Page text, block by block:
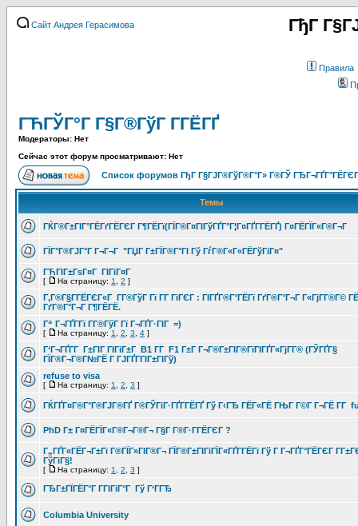
Сайт Андрея Герасимова ГђГ
Правила
ГЋГЎГ°Г Г§Г®ГўГ Г­ГЁГҐ
Модераторы: Нет
Сейчас этот форум просматривают: Нет
Список форумов ГђГ Г§ГЈГ®ГўГ®Г°Г» Г®ГЎ
Темы
ГЌГ®Г±ГІГ°ГЁГґГЁГЄГ Г¶ГЁГї(ГЇГ®Г¤ГІГўГҐГ°Г¦Г¤ГҐГ­ГЁГҐ) Г¤ГЁГЇГ«Г®Г¬Г
ГЇГ°Г®ГЈГ°Г Г¬Г¬Г "ГЏГ Г±ГЇГ®Г°ГІ Гў ГѓГ®Г«Г«ГЁГўГіГ¤"
ГЋГІГ±ГѕГ¤Г ГІГіГ¤Г
[ На страницу: 1 2 ]
Г‚Г®Г§Г­ГЁГЄГ«Г Г­Г®ГўГ Гї Г­Г ГіГЄГ : ГІГҐГ®Г°ГЁГї ГґГ®Г°Г¬Г Г«ГјГ­Г®Г©
ГґГ®Г°Г¬Г Г¶ГЁГЁ.
Г“ Г¬ГҐГ­Гї Г­Г®ГўГ Гї Г¬ГҐГ·ГІГ =)
[ На страницу: 1 2 3 4 ]
Г‘Г¬ГҐГ­Г Г±ГІГ ГІГіГ±Г B1 Г­Г F1 Г±Г Г¬Г®Г±ГІГ®ГїГІГҐГ«ГјГ­Г® (ГЎГҐГ§
ГЇГ®Г¬Г®Г№ГЁ Г ГЈГҐГ­ГІГ±ГІГў)
refuse to visa
[ На страницу: 1 2 3 ]
ГЌГҐГ¤Г®Г°Г®ГЈГ®ГҐ Г®ГЎГіГ·ГҐГ­ГЁГҐ Гў Г‹ГЂ ГЁГ«ГЁ ГЊГ Г©Г Г¬ГЁ Г­Г
PhD Г± Г¤ГЁГЇГ«Г®Г¬Г®Г¬ Г§Г Г®Г·Г­ГЁГЄГ ?
Г„ГҐГ«ГЁГ¬Г±Гї Г®ГЇГ»ГІГ®Г¬ ГЇГ®Г±ГІГіГЇГ«ГҐГ­ГЁГї Гў Г Г¬ГҐГ°ГЁГЄГ
ГўГіГ§!
[ На страницу: 1 2 3 ]
ГЂГ±ГЇГЁГ°Г Г­ГІГіГ°Г Гў Г‘ГГЂ
Columbia University